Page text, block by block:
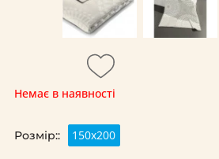
Немає в наявності
Розмір:: 150х200